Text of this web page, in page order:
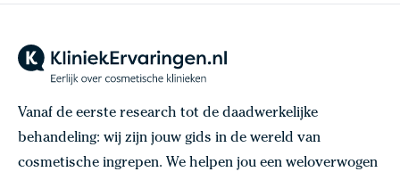
Vanaf de eerste research tot de daadwerkelijke
behandeling: wij zijn jouw gids in de wereld van
cosmetische ingrepen. We helpen jou een weloverwogen